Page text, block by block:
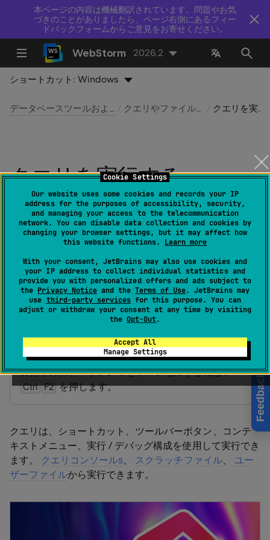
Cookie Settings
Our website uses some cookies and records your IP
address for the purposes of accessibility, security,
and managing your access to the telecommunication
network. You can disable data collection and cookies by
changing your browser settings, but it may affect how
this website functions. Learn more
With your consent, JetBrains may also use cookies and
your IP address to collect individual statistics and
provide you with personalized offers and ads subject to
the Privacy Noticeand the Terms of Use. JetBrains may
use third-party servicesfor this purpose. You can
adjust or withdraw your consent at any time by visiting
the Opt-Out.
Accept All
Manage Settings
本ページの内容は機械翻訳されています。問題やお気
づきのことがありましたら、ページ右側にあるフィー
ドバックフォームからご意見をお寄せください。
Feedback
WebStorm 2026.2
ショートカット:Windows
データベースツールおよび SQL クエリやファイルの実行 クエリを実行する
クエリを実行する
最終更新日： 2026 年 7 月 14 日
この機能は、 データベースツールおよび SQL
インが設定 | プラグインページのタブマーケットプ
レースにインストールされている場合に、JetBrains
Marketplace からプラグインをインストールする の
説明の通りにご利用いただけます。 有料プラグイン
であることに注意してください。
SQL コードを実行するには、 Ctrl Enter を押しま
実行中のステートメントをキャンセルするには、
Ctrl F2 を押します。
クエリは、ショートカット、ツールバーボタン、コンテ
キストメニュー、実行 / デバッグ構成を使用して実行でき
ます。 クエリコンソールs、 スクラッチファイル、 ユー
ザーファイルから実行できます。